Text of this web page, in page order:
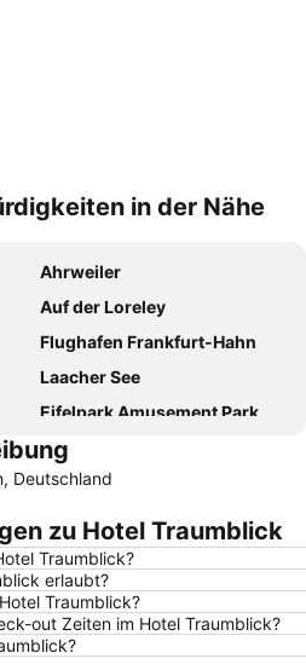
in der Nähe
Ahrweiler
Auf der Loreley
Flughafen Frankfurt-Hahn
Laacher See
Eifelpark Amusement Park
Deutsches Eck
Rotweinwanderweg
Hauptbahnhof Koblenz
Cochem
Koblenz Mitte
Nature One
Bernkastel
Deutschland
zu Hotel Traumblick
Traumblick?
erlaubt?
Traumblick?
out Zeiten im Hotel Traumblick?